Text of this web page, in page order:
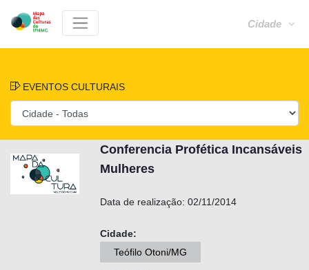
Cidade
EVENTOS CULTURAIS
Conferencia Profética Incansáveis
Mulheres
Data de realização: 02/11/2014
Cidade:
Teófilo Otoni/MG